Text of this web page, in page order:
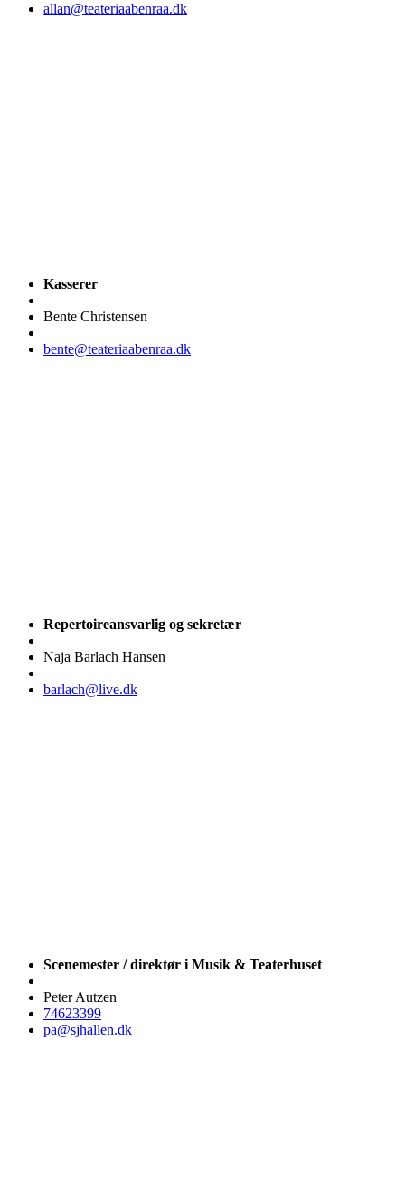
allan@teateriaabenraa.dk
Kasserer
Bente Christensen
bente@teateriaabenraa.dk
Repertoireansvarlig og sekretær
Naja Barlach Hansen
barlach@live.dk
Scenemester / direktør i Musik & Teaterhuset
Peter Autzen
74623399
pa@sjhallen.dk